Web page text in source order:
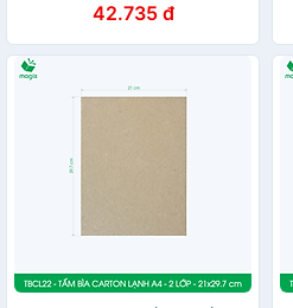
hàng, làm đồ handmade
42.735 đ